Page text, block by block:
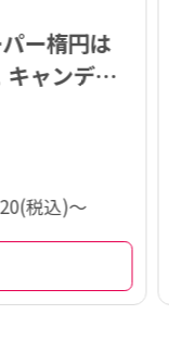
ー楕円は
キャンディ
税込)～